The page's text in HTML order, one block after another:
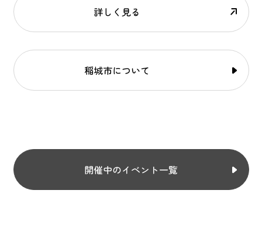
詳しく見る
稲城市について
開催中のイベント一覧